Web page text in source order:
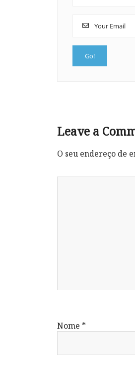
Leave a
O seu endereço de
Nome *